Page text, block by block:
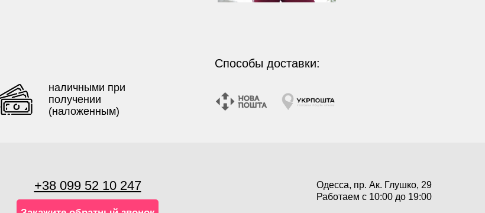
Способы доставки:
наличными при
получении
(наложенным)
Одесса, пр. Ак. Глушко, 29
Работаем с 10:00 до 19:00
+38 099 52 10 247